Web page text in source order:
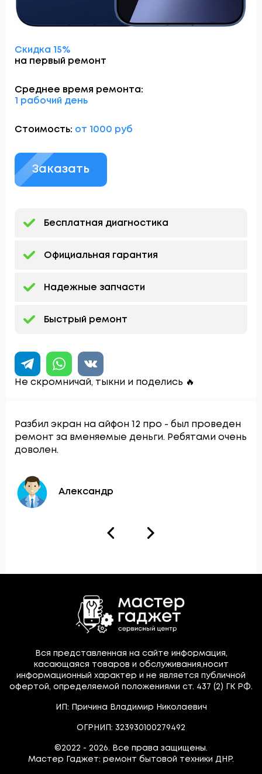
Скидка 15%
на первый ремонт
Среднее время ремонта:
1 рабочий день
Стоимость: от 1000 руб
Заказать
Бесплатная диагностика
Официальная гарантия
Надежные запчасти
Быстрый ремонт
Не скромничай, тыкни и поделись 🔥
Разбил экран на айфон 12 про - был проведен
ремонт за вменяемые деньги. Ребятами очень
доволен.
Александр
Вся представленная на сайте информация,
касающаяся товаров и обслуживания,носит
информационный характер и не является публичной
офертой, определяемой положениями ст. 437 (2) ГК РФ.
ИП: Причина Владимир Николаевич
ОГРНИП: 323930100279492
©2022 - 2026. Все права защищены.
Мастер Гаджет: ремонт бытовой техники ДНР.